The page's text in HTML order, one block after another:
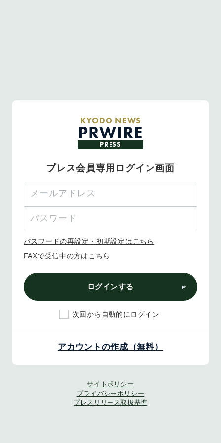
KYODO NEWS
PRWIRE
PRESS
プレス会員専用ログイン画面
パスワードの再設定・初期設定はこちら
FAXで受信中の方はこちら
ログインする
次回から自動的にログイン
アカウントの作成（無料）
サイトポリシー
プライバシーポリシー
プレスリリース取扱基準